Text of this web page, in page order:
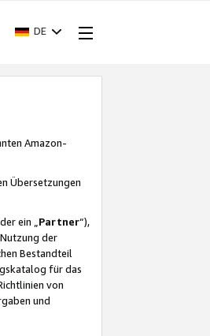
DE
Amazon-
Übersetzungen
ein „Partner“),
der
Bestandteil
für das
von
und